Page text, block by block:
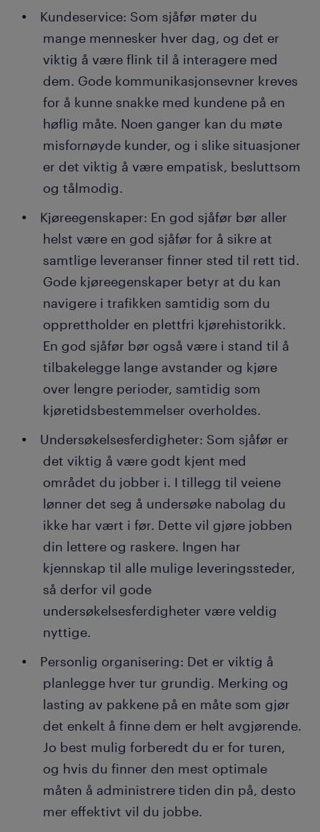
Kundeservice: Som sjåfør møter du
mange mennesker hver dag, og det er
viktig å være flink til å interagere med
dem. Gode kommunikasjonsevner kreves
for å kunne snakke med kundene på en
høflig måte. Noen ganger kan du møte
misfornøyde kunder, og i slike situasjoner
er det viktig å være empatisk, besluttsom
og tålmodig.
Kjøreegenskaper: En god sjåfør bør aller
helst være en god sjåfør for å sikre at
samtlige leveranser finner sted til rett tid.
Gode kjøreegenskaper betyr at du kan
navigere i trafikken samtidig som du
opprettholder en plettfri kjørehistorikk.
En god sjåfør bør også være i stand til å
tilbakelegge lange avstander og kjøre
over lengre perioder, samtidig som
kjøretidsbestemmelser overholdes.
Undersøkelsesferdigheter: Som sjåfør er
det viktig å være godt kjent med
området du jobber i. I tillegg til veiene
lønner det seg å undersøke nabolag du
ikke har vært i før. Dette vil gjøre jobben
din lettere og raskere. Ingen har
kjennskap til alle mulige leveringssteder,
så derfor vil gode
undersøkelsesferdigheter være veldig
nyttige.
Personlig organisering: Det er viktig å
planlegge hver tur grundig. Merking og
lasting av pakkene på en måte som gjør
det enkelt å finne dem er helt avgjørende.
Jo best mulig forberedt du er for turen,
og hvis du finner den mest optimale
måten å administrere tiden din på, desto
mer effektivt vil du jobbe.